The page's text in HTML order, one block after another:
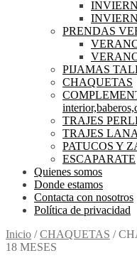
PRENDAS
PIJAMAS
CHAQUETAS
TRAJES
TRAJES
PATUCOS Y
ESCAPARATE
Quienes somos
Donde estamos
Contacta con nosotros
Política de privacidad
Inicio /CHAQUETAS /
18 MESES